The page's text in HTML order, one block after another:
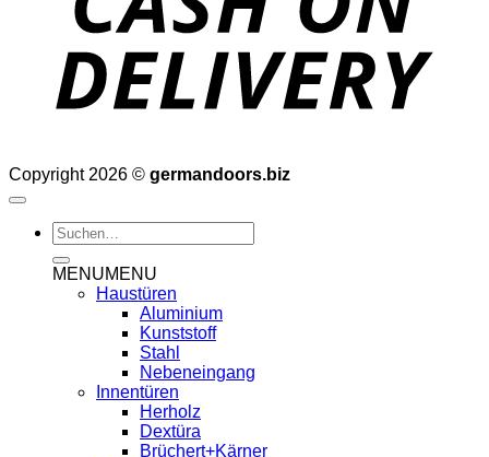
Copyright 2026 © germandoors.biz
Suchen
nach:
MENUMENU
Haustüren
Aluminium
Kunststoff
Stahl
Nebeneingang
Innentüren
Herholz
Dextüra
Brüchert+Kärner